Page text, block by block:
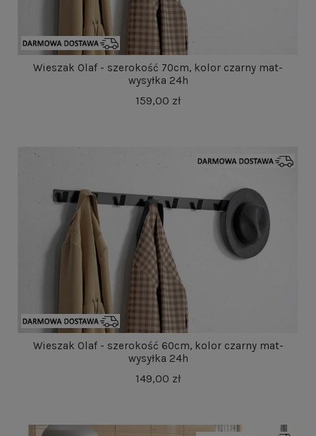
Wieszak Olaf - szerokość 70cm, kolor czarny mat-
wysyłka 24h
159,00 zł
Wieszak Olaf - szerokość 60cm, kolor czarny mat-
wysyłka 24h
149,00 zł